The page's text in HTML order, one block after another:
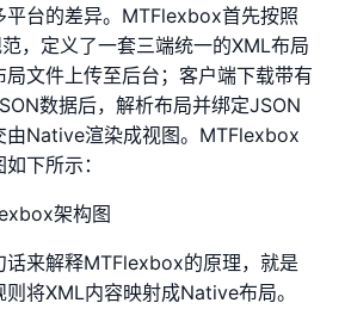
平台的差异。MTFlexbox首先按照
，定义了一套三端统一的XML布局
局文件上传至后台；客户端下载带有
数据后，解析布局并绑定JSON
由Native渲染成视图。MTFlexbox
下所示：
话来解释MTFlexbox的原理，就是
将XML内容映射成Native布局。